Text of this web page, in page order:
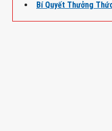
Bí Quyết Thưởng